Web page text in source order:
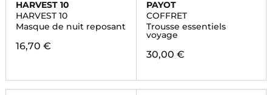
HARVEST 10
HARVEST 10
Masque de nuit reposant
16,70 €
PAYOT
COFFRET
Trousse essentiels
voyage
30,00 €